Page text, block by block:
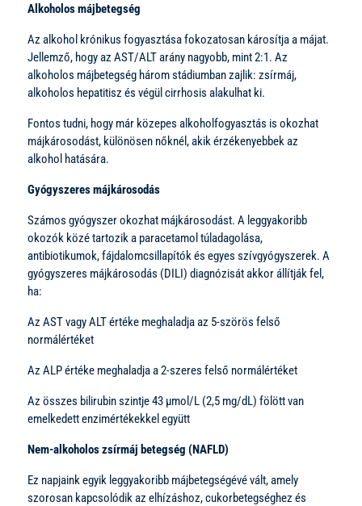
Alkoholos májbetegség
Az alkohol krónikus fogyasztása fokozatosan károsítja a májat.
Jellemző, hogy az AST/ALT arány nagyobb, mint 2:1. Az
alkoholos májbetegség három stádiumban zajlik: zsírmáj,
alkoholos hepatitisz és végül cirrhosis alakulhat ki.
Fontos tudni, hogy már közepes alkoholfogyasztás is okozhat
májkárosodást, különösen nőknél, akik érzékenyebbek az
alkohol hatására.
Gyógyszeres májkárosodás
Számos gyógyszer okozhat májkárosodást. A leggyakoribb
okozók közé tartozik a paracetamol túladagolása,
antibiotikumok, fájdalomcsillapítók és egyes szívgyógyszerek. A
gyógyszeres májkárosodás (DILI) diagnózisát akkor állítják fel,
ha:
Az AST vagy ALT értéke meghaladja az 5-szörös felső
normálértéket
Az ALP értéke meghaladja a 2-szeres felső normálértéket
Az összes bilirubin szintje 43 µmol/L (2,5 mg/dL) fölött van
emelkedett enzimértékekkel együtt
Nem-alkoholos zsírmáj betegség (NAFLD)
Ez napjaink egyik leggyakoribb májbetegségévé vált, amely
szorosan kapcsolódik az elhízáshoz, cukorbetegséghez és